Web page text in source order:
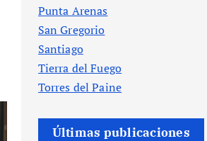
Punta Arenas
San Gregorio
Santiago
Tierra del Fuego
Torres del Paine
Últimas publicaciones